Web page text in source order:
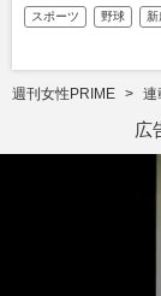
スポーツ 野球 新
週刊女性PRIME 連
広